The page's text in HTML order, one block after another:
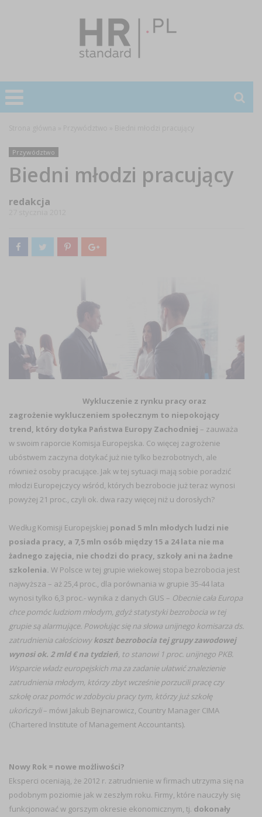
Przywództwo
Biedni młodzi pracujący
redakcja
Wykluczenie z rynku pracy oraz
zagrożenie wykluczeniem społecznym to niepokojący
trend, który dotyka Państwa Europy Zachodniej – zauważa
w swoim raporcie Komisja Europejska. Co więcej zagrożenie
ubóstwem zaczyna dotykać już nie tylko bezrobotnych, ale
również osoby pracujące. Jak w tej sytuacji mają sobie poradzić
młodzi Europejczycy wśród, których bezrobocie już teraz wynosi
powyżej 21 proc., czyli ok. dwa razy więcej niż u dorosłych?
Według Komisji Europejskiej ponad 5 mln młodych ludzi nie
posiada pracy, a 7,5 mln osób między 15 a 24 lata nie ma
żadnego zajęcia, nie chodzi do pracy, szkoły ani na żadne
szkolenia. W Polsce w tej grupie wiekowej stopa bezrobocia jest
najwyższa – aż 25,4 proc., dla porównania w grupie 35-44 lata
wynosi tylko 6,3 proc.- wynika z danych GUS – Obecnie cała Europa
chce pomóc ludziom młodym, gdyż statystyki bezrobocia w tej
grupie są alarmujące. Powołując się na słowa unijnego komisarza ds.
zatrudnienia całościowykoszt bezrobocia tej grupy zawodowej
wynosi ok. 2 mld € na tydzień, to stanowi 1 proc. unijnego PKB.
Wsparcie władz europejskich ma za zadanie ułatwić znalezienie
zatrudnienia młodym, którzy zbyt wcześnie porzucili pracę czy
szkołę oraz pomóc w zdobyciu pracy tym, którzy już szkołę
ukończyli– mówi Jakub Bejnarowicz, Country Manager CIMA
(Chartered Institute of Management Accountants).
Nowy Rok = nowe możliwości?
Eksperci oceniają, że 2012 r. zatrudnienie w firmach utrzyma się na
podobnym poziomie jak w zeszłym roku. Firmy, które nauczyły się
funkcjonować w gorszym okresie ekonomicznym, tj. dokonały